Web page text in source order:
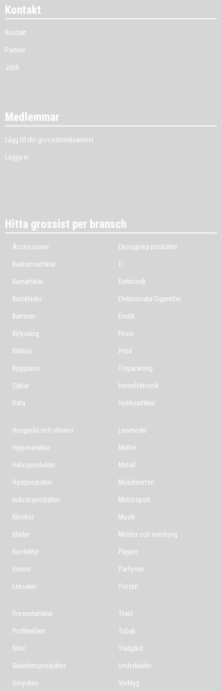
Kontakt
Kontakt
Partner
Jobb
Medlemmar
Lägg till din grossistverksamhet
Logga in
Hitta grossist per bransch
Accessoarer
Badrumsartiklar
Barnartiklar
Barnkläder
Batterier
Belysning
Bildelar
Byggvaror
Cyklar
Data
Ekologiska produkter
El
Elektronik
Elektroniska Cigaretter
Erotik
Frisör
Fritid
Förpackning
Hemelektronik
Hobbyartiklar
Husgeråd och vitvaror
Hygienartiklar
Hälsoprodukter
Hästprodukter
Industriprodukter
Klockor
Kläder
Konfektyr
Kontor
Leksaker
Livsmedel
Mattor
Metall
Mobiltelefon
Motorsport
Musik
Möbler och inredning
Papper
Parfymer
Porslin
Presentartiklar
Profilreklam
Skor
Skönhetsprodukter
Smycken
Textil
Tobak
Trädgård
Underkläder
Verktyg